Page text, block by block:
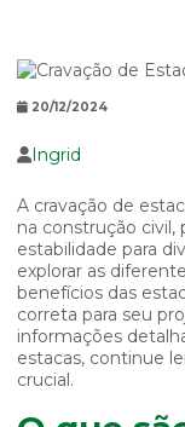
20/12/2024
Ingrid
A cravação de
na construção
estabilidade para
explorar as
benefícios das
correta para seu
informações
estacas, continue
crucial.